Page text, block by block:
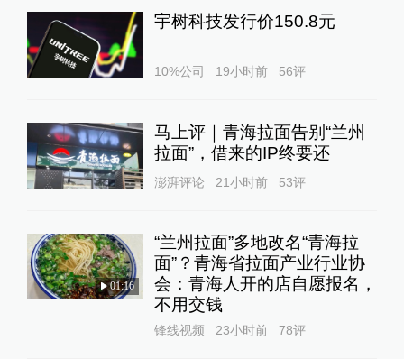
宇树科技发行价150.8元
10%公司 19小时前 56评
马上评｜青海拉面告别“兰州
拉面”，借来的IP终要还
澎湃评论 21小时前 53评
01:16
“兰州拉面”多地改名“青海拉
面”？青海省拉面产业行业协
会：青海人开的店自愿报名，
不用交钱
锋线视频 23小时前 78评